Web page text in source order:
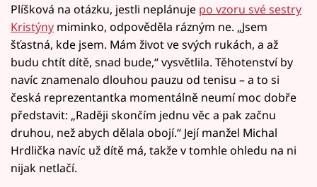
Plíšková na otázku, jestli neplánuje po vzoru své sestry
Kristýny miminko, odpověděla rázným ne. „Jsem
šťastná, kde jsem. Mám život ve svých rukách, a až
budu chtít dítě, snad bude,“ vysvětlila. Těhotenství by
navíc znamenalo dlouhou pauzu od tenisu –⁠ a to si
česká reprezentantka momentálně neumí moc dobře
představit: „Raději skončím jednu věc a pak začnu
druhou, než abych dělala obojí.“ Její manžel Michal
Hrdlička navíc už dítě má, takže v tomhle ohledu na ni
nijak netlačí.